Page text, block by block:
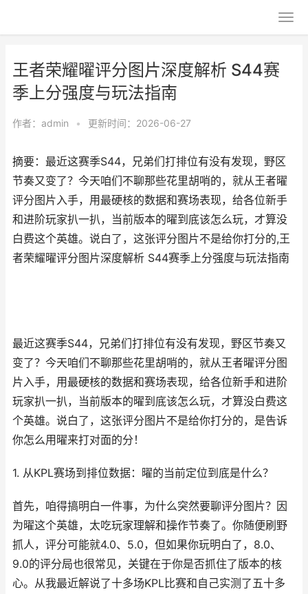
王者荣耀曜评分图片深度解析 S44赛
季上分强度与玩法指南
作者： admin • 更新时间：2026-06-27
摘要：最近这赛季S44，兄弟们打排位有没有发现，野区
节奏又变了？今天咱们不聊那些花里胡哨的，就从王者曜
评分图片入手，用最硬核的数据和赛场表现，给各位新手
和进阶玩家扒一扒，当前版本的曜到底该怎么玩，才算没
白费这个英雄。说白了，这张评分图片不是给你打分的,王
者荣耀曜评分图片深度解析 S44赛季上分强度与玩法指南
最近这赛季S44，兄弟们打排位有没有发现，野区节奏又
变了？今天咱们不聊那些花里胡哨的，就从王者曜评分图
片入手，用最硬核的数据和赛场表现，给各位新手和进阶
玩家扒一扒，当前版本的曜到底该怎么玩，才算没白费这
个英雄。说白了，这张评分图片不是给你打分的，是告诉
你怎么用曜来打对面的分！
1. 从KPL赛场到排位数据：曜的当前定位到底是什么？
首先，咱得搞明白一件事，为什么突然要聊评分图片？因
为曜这个英雄，太吃玩家理解和操作节奏了。你随便刷野
抓人，评分可能就4.0、5.0，但如果你玩明白了，8.0、
9.0的评分局也很常见，关键在于你是否抓住了版本的核
心。从我最近解说了十多场KPL比赛和自己实测了五十多